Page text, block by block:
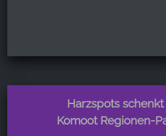
Harzspots
Komoot Regionen-